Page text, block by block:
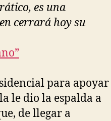
es una
cerrará hoy su
para apoyar
le dio la espalda a
de llegar a